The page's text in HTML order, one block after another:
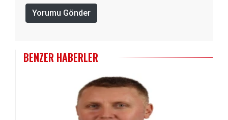
Yorumu Gönder
BENZER HABERLER